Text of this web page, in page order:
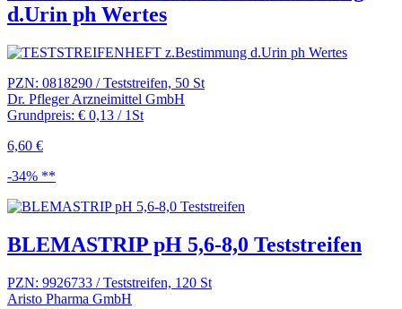
d.Urin ph Wertes
PZN: 0818290 / Teststreifen, 50 St
Dr. Pfleger Arzneimittel GmbH
Grundpreis: € 0,13 / 1St
6,60 €
-34% **
BLEMASTRIP pH 5,6-8,0 Teststreifen
PZN: 9926733 / Teststreifen, 120 St
Aristo Pharma GmbH